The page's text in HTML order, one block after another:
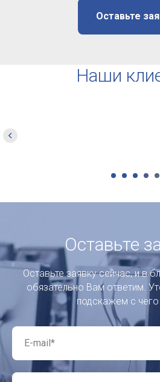
Оставьте
Наши
Оставьте
Оставьте заявку сейчас, и в
обязательно Вам ответим.
подскажем с чего
E-mail*